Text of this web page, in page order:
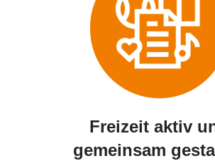
Freizeit aktiv
gemeinsam